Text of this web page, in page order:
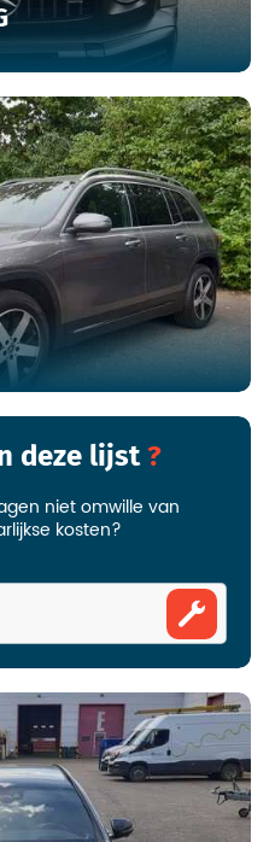
deze lijst
niet omwille van
kosten?